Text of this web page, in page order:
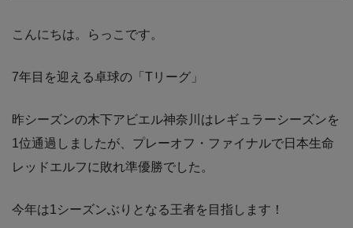
こんにちは。らっこです。
7年目を迎える卓球の「Tリーグ」
昨シーズンの木下アビエル神奈川はレギュラーシーズンを
1位通過しましたが、プレーオフ・ファイナルで日本生命
レッドエルフに敗れ準優勝でした。
今年は1シーズンぶりとなる王者を目指します！